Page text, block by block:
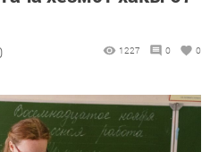
1227 0 0